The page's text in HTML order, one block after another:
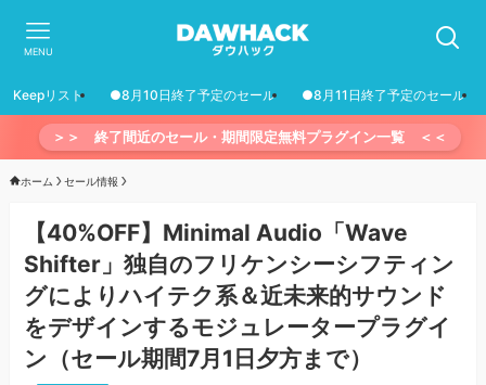
MENU
Keepリスト ●8月10日終了予定のセール ●8月11日終了予定のセール
＞＞ 終了間近のセール・期間限定無料プラグイン一覧 ＜＜
ホーム セール情報
【40%OFF】Minimal Audio「Wave
Shifter」独自のフリケンシーシフティン
グによりハイテク系＆近未来的サウンド
をデザインするモジュレータープラグイ
ン（セール期間7月1日夕方まで）